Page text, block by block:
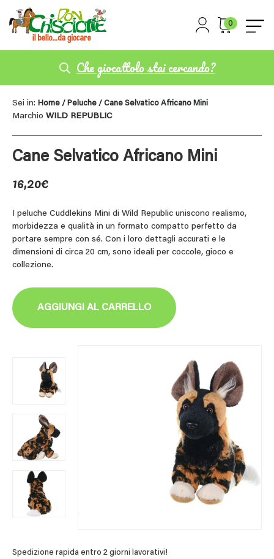
0
Che giocattolo stai cercando?
Sei in: Home / Peluche / Cane Selvatico Africano Mini
Marchio WILD REPUBLIC
Cane Selvatico Africano Mini
16,20€
I peluche Cuddlekins Mini di Wild Republic uniscono realismo,
morbidezza e qualità in un formato compatto perfetto da
portare sempre con sé. Con i loro dettagli accurati e le
dimensioni di circa 20 cm, sono ideali per coccole, gioco e
collezione.
AGGIUNGI AL CARRELLO
Spedizione rapida entro 2 giorni lavorativi!